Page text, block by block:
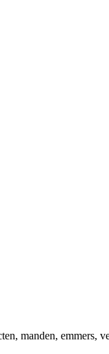
manden, emmers,